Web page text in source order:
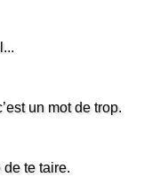
un mot de trop.
te taire.